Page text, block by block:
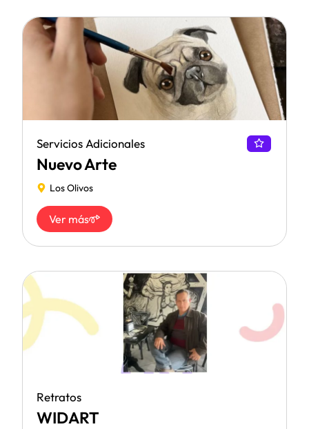
Servicios Adicionales
Nuevo Arte
Los Olivos
Ver más
Retratos
WIDART